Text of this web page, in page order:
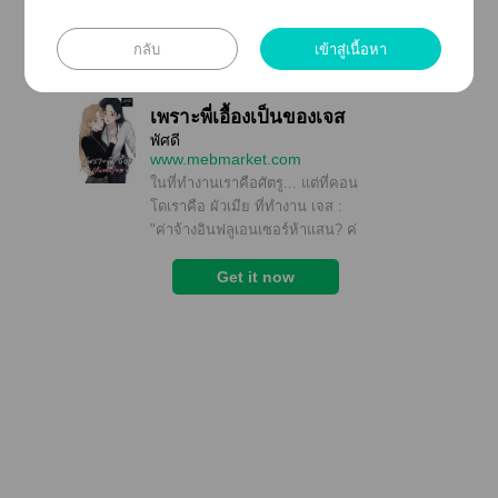
กลับ เข้าสู่เนื้อหา